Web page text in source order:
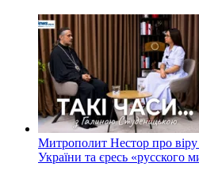
Митрополит Нестор про
України та єресь «русского